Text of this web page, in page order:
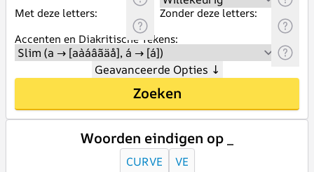
Met deze letters:
Zonder deze letters:
Accenten en Diakritische Tekens:
Geavanceerde Opties ↓
Zoeken
Woorden eindigen op _
CURVE VE